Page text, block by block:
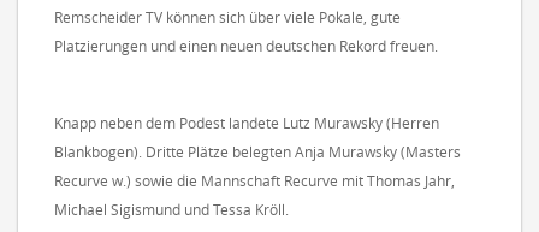
Remscheider TV können sich über viele Pokale, gute
Platzierungen und einen neuen deutschen Rekord freuen.
Knapp neben dem Podest landete Lutz Murawsky (Herren
Blankbogen). Dritte Plätze belegten Anja Murawsky (Masters
Recurve w.) sowie die Mannschaft Recurve mit Thomas Jahr,
Michael Sigismund und Tessa Kröll.